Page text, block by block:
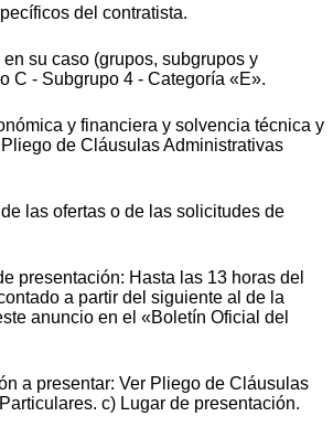
del contratista.
su caso (grupos, subgrupos y
C - Subgrupo 4 - Categoría «E».
y financiera y solvencia técnica y
de Cláusulas Administrativas
las ofertas o de las solicitudes de
presentación: Hasta las 13 horas del
a partir del siguiente al de la
anuncio en el «Boletín Oficial del
a presentar: Ver Pliego de Cláusulas
c) Lugar de presentación.